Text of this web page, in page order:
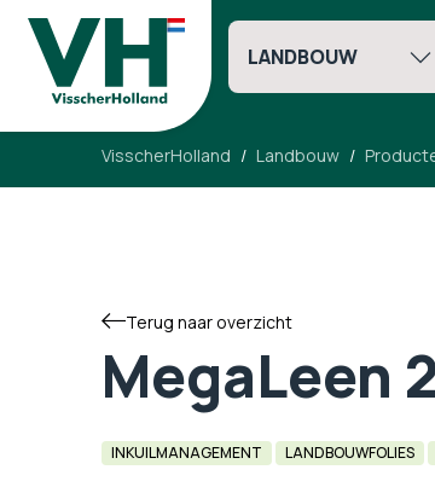
LANDBOUW
VisscherHolland Landbouw
Terug naar overzicht
MegaLeen
INKUILMANAGEMENT LANDBOUWFOLIES